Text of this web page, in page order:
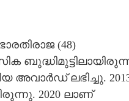
(48)
അവാർഡ് ലഭിച്ചു.
2020 ലാണ്